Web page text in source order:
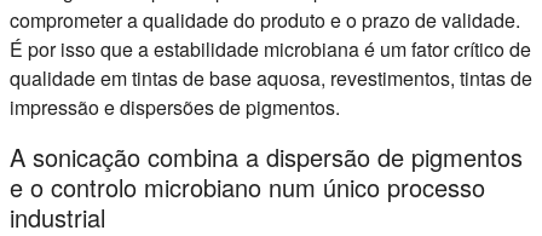
comprometer a qualidade do produto e o prazo de validade.
É por isso que a estabilidade microbiana é um fator crítico de
qualidade em tintas de base aquosa, revestimentos, tintas de
impressão e dispersões de pigmentos.
A sonicação combina a dispersão de pigmentos
e o controlo microbiano num único processo
industrial